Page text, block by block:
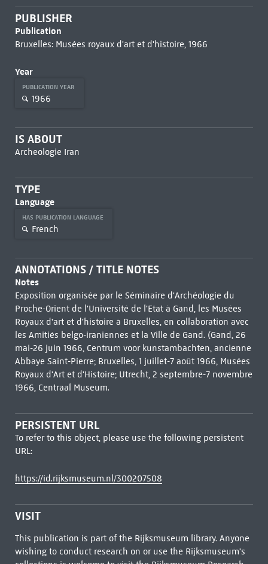
PUBLISHER
Publication
Bruxelles: Musées royaux d'art et d'histoire, 1966
Year
PUBLICATION YEAR
1966
IS ABOUT
Archeologie Iran
TYPE
Language
HAS PUBLICATION LANGUAGE
French
ANNOTATIONS / TITLE NOTES
Notes
Exposition organisée par le Séminaire d'Archéologie du
Proche-Orient de l'Université de l'Etat à Gand, les Musées
Royaux d'art et d'histoire à Bruxelles, en collaboration avec
les Amitiés belgo-iraniennes et la Ville de Gand. (Gand, 26
mai-26 juin 1966, Centrum voor kunstambachten, ancienne
Abbaye Saint-Pierre; Bruxelles, 1 juillet-7 août 1966, Musées
Royaux d'Art et d'Histoire; Utrecht, 2 septembre-7 novembre
1966, Centraal Museum.
PERSISTENT URL
To refer to this object, please use the following persistent
URL:
https://id.rijksmuseum.nl/300207508
VISIT
This publication is part of the Rijksmuseum library. Anyone
wishing to conduct research on or use the Rijksmuseum's